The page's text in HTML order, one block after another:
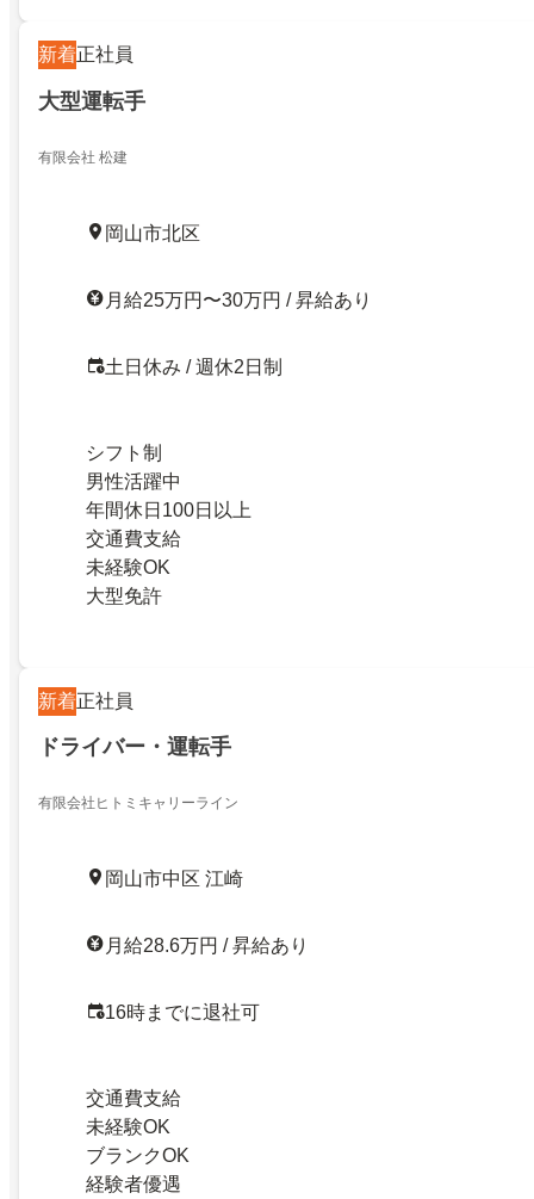
新着正社員
大型運転手
有限会社 松建
岡山市北区
月給25万円〜30万円 / 昇給あり
土日休み / 週休2日制
シフト制
男性活躍中
年間休日100日以上
交通費支給
未経験OK
大型免許
新着正社員
ドライバー・運転手
有限会社ヒトミキャリーライン
岡山市中区 江崎
月給28.6万円 / 昇給あり
16時までに退社可
交通費支給
未経験OK
ブランクOK
経験者優遇